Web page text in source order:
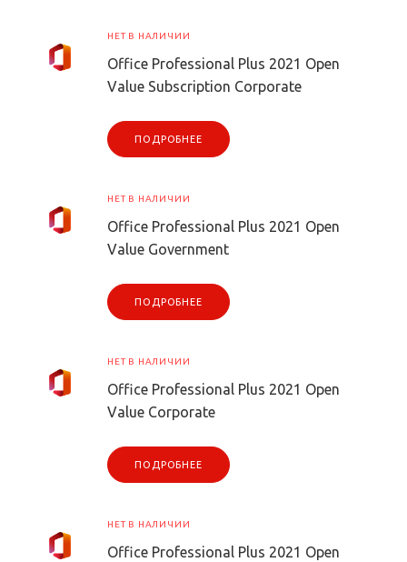
НЕТ В НАЛИЧИИ
Office Professional Plus 2021 Open
Value Subscription Corporate
ПОДРОБНЕЕ
НЕТ В НАЛИЧИИ
Office Professional Plus 2021 Open
Value Government
ПОДРОБНЕЕ
НЕТ В НАЛИЧИИ
Office Professional Plus 2021 Open
Value Corporate
ПОДРОБНЕЕ
НЕТ В НАЛИЧИИ
Office Professional Plus 2021 Open